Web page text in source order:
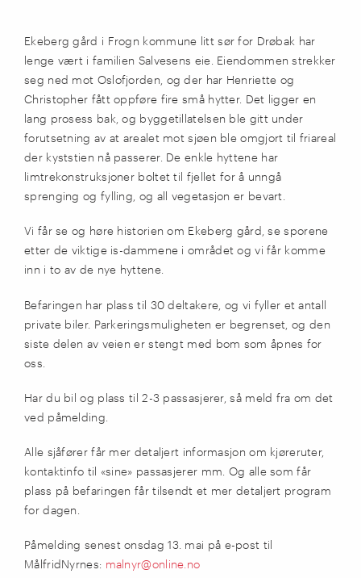
Ekeberg gård i Frogn kommune litt sør for Drøbak har
lenge vært i familien Salvesens eie. Eiendommen strekker
seg ned mot Oslofjorden, og der har Henriette og
Christopher fått oppføre fire små hytter. Det ligger en
lang prosess bak, og byggetillatelsen ble gitt under
forutsetning av at arealet mot sjøen ble omgjort til friareal
der kyststien nå passerer. De enkle hyttene har
limtrekonstruksjoner boltet til fjellet for å unngå
sprenging og fylling, og all vegetasjon er bevart.
Vi får se og høre historien om Ekeberg gård, se sporene
etter de viktige is-dammene i området og vi får komme
inn i to av de nye hyttene.
Befaringen har plass til 30 deltakere, og vi fyller et antall
private biler. Parkeringsmuligheten er begrenset , og den
siste delen av veien er stengt med bom som åpnes for
oss.
Har du bil og plass til 2-3 passasjerer, så meld fra om det
ved påmelding.
Alle sjåfører får mer detaljert informasjon om kjøreruter,
kontaktinfo til «sine» passasjerer mm. Og alle som får
plass på befaringen får tilsendt et mer detaljert program
for dagen.
Påmelding senestonsdag 13. mai på e-post til
MålfridNyrnes: malnyr@online.no